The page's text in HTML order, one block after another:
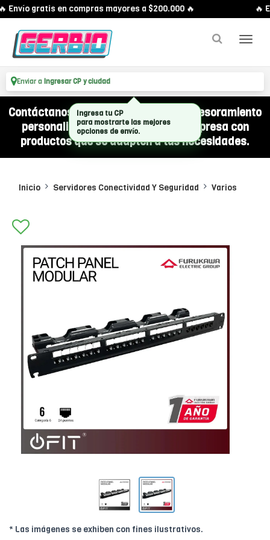
Envío gratis en compras mayores a $200.000 🔥 🔥
Enviar a Ingresar CP y ciudad
Contáctanos por WhatsApp y recibí asesoramiento
personalizado para equipar a tu empresa con
productos que se adapten a tus necesidades.
Inicio Servidores Conectividad Y Seguridad Varios
* Las imágenes se exhiben con fines ilustrativos.
Ingresa tu CP
para mostrarte las mejores
opciones de envío.